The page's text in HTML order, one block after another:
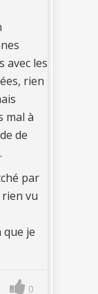
avec les
rien
mal à
de
par
rien vu
je
0